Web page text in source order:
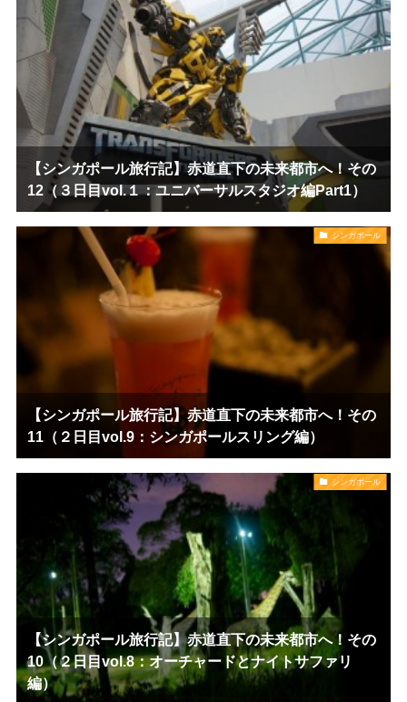
【シンガポール旅行記】赤道直下の未来都市へ！その
12（３日目vol.１：ユニバーサルスタジオ編Part1）
シンガポール
【シンガポール旅行記】赤道直下の未来都市へ！その
11（２日目vol.9：シンガポールスリング編）
シンガポール
【シンガポール旅行記】赤道直下の未来都市へ！その
10（２日目vol.8：オーチャードとナイトサファリ
編）